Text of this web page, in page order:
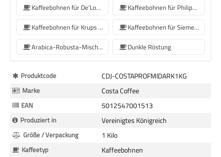
Kaffeebohnen für De'Longhi Kaffeemaschine
Kaffeebohnen für Philips Kaffeemaschine
Kaffeebohnen für Krups Kaffeemaschine
Kaffeebohnen für Siemens-Kaffeemaschinen
Arabica-Robusta-Mischung
Dunkle Röstung
Mehr
Informationen
Produktcode CDJ-COSTAPROFMIDARK1KG
Marke Costa Coffee
EAN 5012547001513
Produziert in Vereinigtes Königreich
Größe / Verpackung 1 Kilo
Kaffeetyp Kaffeebohnen